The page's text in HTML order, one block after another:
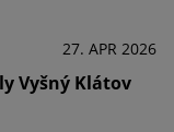
27. APR 2026
Vyšný Klátov